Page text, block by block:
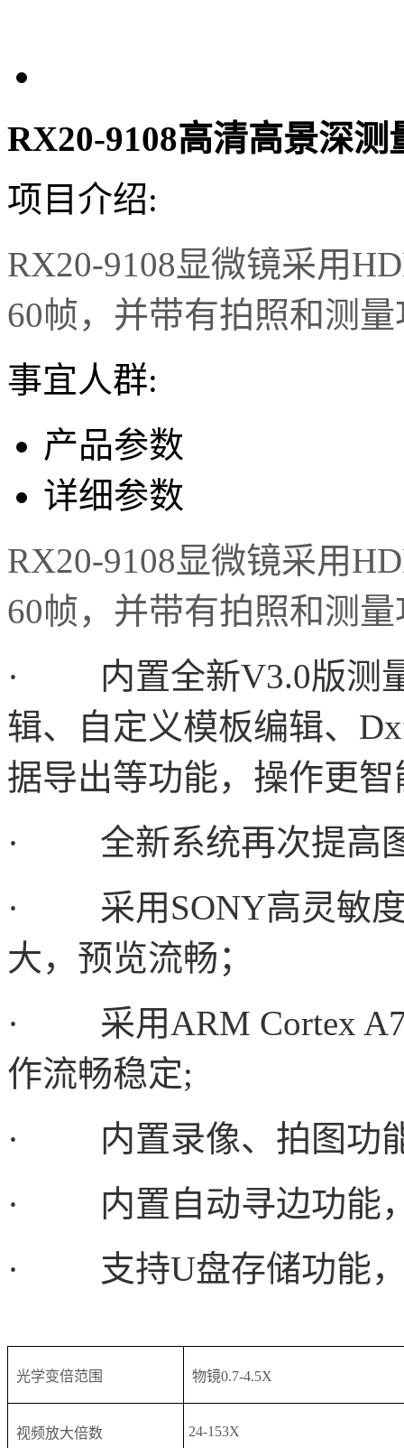
RX20-9108高清高景深测
项目介绍:
RX20-9108显微镜采用
60帧，并带有拍照和测
事宜人群:
产品参数
详细参数
RX20-9108显微镜采用
60帧，并带有拍照和测
·
内置全新V3.0版测
辑、自定义模板编辑、
据导出等功能，操作更
·
全新系统再次提高
·
采用SONY高灵敏
大，预览流畅；
·
采用ARM Cortex
作流畅稳定;
·
内置录像、拍图功
·
内置自动寻边功能
·
支持U盘存储功能
光学变倍范围 物镜0.7-4.5X
视频放大倍数 24-153X